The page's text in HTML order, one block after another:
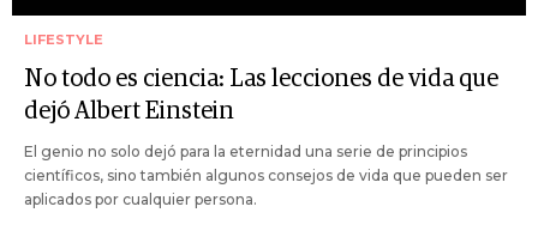
LIFESTYLE
No todo es ciencia: Las lecciones de vida que
dejó Albert Einstein
El genio no solo dejó para la eternidad una serie de principios
científicos, sino también algunos consejos de vida que pueden ser
aplicados por cualquier persona.